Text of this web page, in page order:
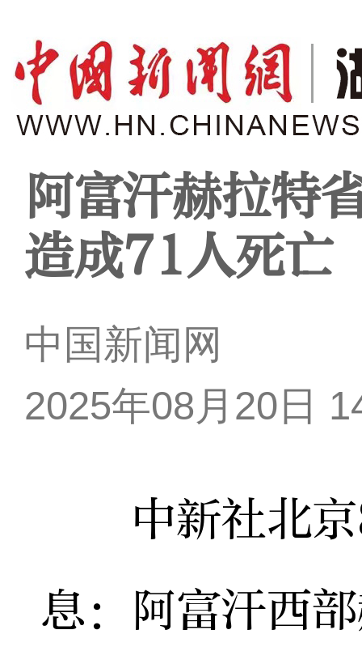
阿富汗赫拉特
造成71人死亡
中国新闻网
2025年08月20日
中新社北京
息：阿富汗西